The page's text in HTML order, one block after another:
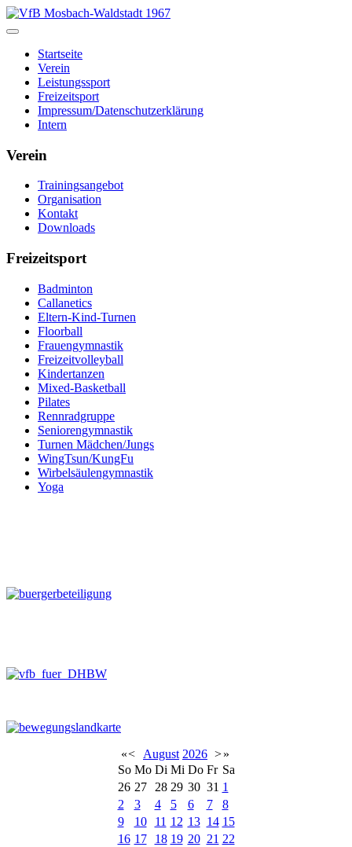
Startseite
Verein
Leistungssport
Freizeitsport
Impressum/Datenschutzerklärung
Intern
Verein
Trainingsangebot
Organisation
Kontakt
Downloads
Freizeitsport
Badminton
Callanetics
Eltern-Kind-Turnen
Floorball
Frauengymnastik
Freizeitvolleyball
Kindertanzen
Mixed-Basketball
Pilates
Rennradgruppe
Seniorengymnastik
Turnen Mädchen/Jungs
WingTsun/KungFu
Wirbelsäulengymnastik
Yoga
«< August 2026 >»
So Mo Di Mi Do Fr Sa
26 27 28 29 30 31 1
2
3 4 5 6 7
8
9
10 11 12 13 14 15
16 17 18 19 20 21 22